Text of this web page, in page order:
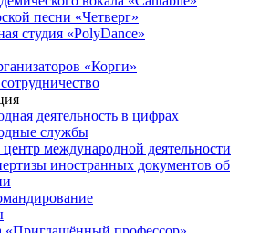
песни «Четверг»
студия «PolyDance»
«Корги»
деятельность в цифрах
службы
международной деятельности
иностранных документов об